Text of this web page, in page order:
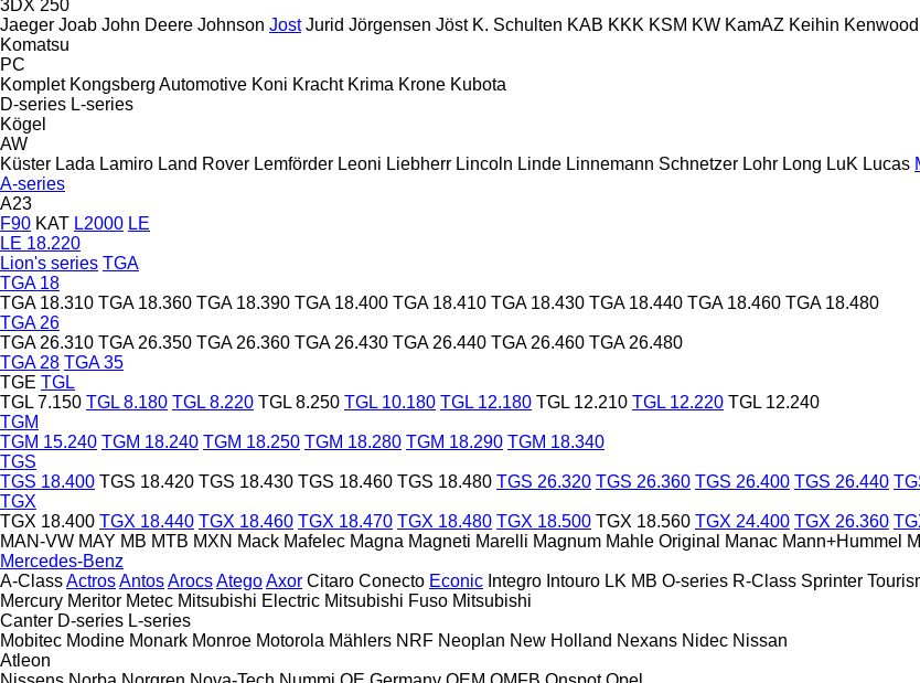
3DX 250
Jaeger Joab John Deere Johnson Jost Jurid Jörgensen Jöst K. Schulten KAB KKK KSM KW KamAZ Keihin Kenwood
Komatsu
PC
Komplet Kongsberg Automotive Koni Kracht Krima Krone Kubota
D-series L-series
Kögel
AW
Küster Lada Lamiro Land Rover Lemförder Leoni Liebherr Lincoln Linde Linnemann Schnetzer Lohr Long LuK Lucas
A-series
A23
F90 KAT L2000 LE
LE 18.220
Lion's series TGA
TGA 18
TGA 18.310 TGA 18.360 TGA 18.390 TGA 18.400 TGA 18.410 TGA 18.430 TGA 18.440 TGA 18.460 TGA 18.480
TGA 26
TGA 26.310 TGA 26.350 TGA 26.360 TGA 26.430 TGA 26.440 TGA 26.460 TGA 26.480
TGA 28 TGA 35
TGE TGL
TGL 7.150 TGL 8.180 TGL 8.220 TGL 8.250 TGL 10.180 TGL 12.180 TGL 12.210 TGL 12.220 TGL 12.240
TGM
TGM 15.240 TGM 18.240 TGM 18.250 TGM 18.280 TGM 18.290 TGM 18.340
TGS
TGS 18.400 TGS 18.420 TGS 18.430 TGS 18.460 TGS 18.480 TGS 26.320 TGS 26.360 TGS 26.400 TGS 26.440
TGX
TGX 18.400 TGX 18.440 TGX 18.460 TGX 18.470 TGX 18.480 TGX 18.500 TGX 18.560 TGX 24.400 TGX 26.360
MAN-VW MAY MB MTB MXN Mack Mafelec Magna Magneti Marelli Magnum Mahle Original Manac Mann+Hummel
Mercedes-Benz
A-ClassActrosAntosArocsAtegoAxor Citaro Conecto Econic Integro Intouro LK MB O-series R-Class Sprinter
Mercury Meritor Metec Mitsubishi Electric Mitsubishi Fuso Mitsubishi
Canter D-series L-series
Mobitec Modine Monark Monroe Motorola Mählers NRF Neoplan New Holland Nexans Nidec Nissan
Atleon